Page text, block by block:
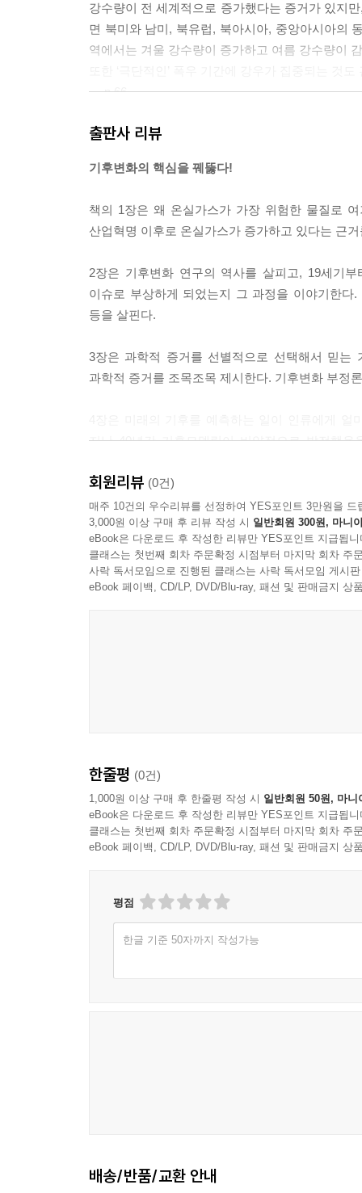
강수량이 전 세계적으로 증가했다는 증거가 있지
면 북미와 남미, 북유럽, 북아시아, 중앙아시아의
역에서는 겨울 강수량이 증가하고 여름 강수량이
--- p.66
기후변화의 증거를 요약하는 가장 좋은 방법 중
--- p.76
우리는 이제 과거의 날씨가 미래의 날씨를 알려줄
의 행동이 어떤 결과를 초래할 것인지를 잘 이해
--- p.85
지구 온도가 상승함에 따라 기후변화의 영향은 눈
할 것인지 계획하고 있지만, 보다 간단한 조언을
--- p.150-151
--- p.204
기후변화는 현대사회의 근간에 대한 전반적인
가들이 반목하게 하고, 사회에서 기업의 역할에
지구상 나머지 존재들 간의 관계에 대해 질문하게
해야 한다.
출판사 리뷰
기후변화의 핵심을 꿰뚫다!
책의 1장은 왜 온실가스가 가장 위험한 물질로
산업혁명 이후로 온실가스가 증가하고 있다는 근
2장은 기후변화 연구의 역사를 살피고, 19세기
이슈로 부상하게 되었는지 그 과정을 이야기한
등을 살핀다.
3장은 과학적 증거를 선별적으로 선택해서 믿는
과학적 증거를 조목조목 제시한다. 기후변화 부정
지난 40년간 기후모델링이 비약적으로 발전했
5장은 기후변화가 인류와 지구에 끼칠 영향을 전
생물다양성의 파괴, 위협받는 인류의 건강과 식량
6장은 기후변화의 티핑포인트(tipping point)를 살
의미하는 것으로, 저자는 빙상의 해빙(解氷), 해양
마지막 9장은 기후변화 위기 해결을 위해 정부, 기
그것은 음모론이 아니다
야기하지 않는다’거나, ②‘이산화탄소는 대기의
변화로 인한 것’이라거나, 심지어 ④‘모든 데이터
누구의 책임이고 어떻게 책임져야 하는가? 선진국
회원리뷰 (0건)
매주 10건의 우수리뷰를 선정하여 YES포인트 3만원을 드
3,000원 이상 구매 후 리뷰 작성 시 일반회원 300원, 마니
eBook은 다운로드 후 작성한 리뷰만 YES포인트 지급됩니
클래스는 첫번째 회차 주문확정 시점부터 마지막 회차 주
사락 독서모임으로 진행된 클래스는 사락 독서모임 게시
eBook 페이백, CD/LP, DVD/Blu-ray, 패션 및 판매금지 상
한줄평 (0건)
1,000원 이상 구매 후 한줄평 작성 시 일반회원 50원, 마니
eBook은 다운로드 후 작성한 리뷰만 YES포인트 지급됩니
클래스는 첫번째 회차 주문확정 시점부터 마지막 회차 주
eBook 페이백, CD/LP, DVD/Blu-ray, 패션 및 판매금지 상
평점
한글 기준 50자까지 작성가능
배송/반품/교환 안내